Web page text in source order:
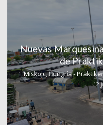
Nuevas
de
Miskolc, Hungría -
12